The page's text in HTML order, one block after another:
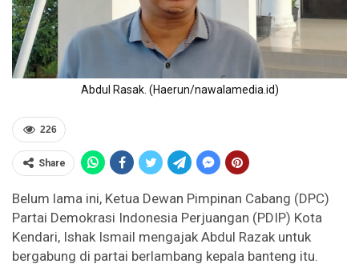
Abdul Rasak. (Haerun/nawalamedia.id)
226
Share
Belum lama ini, Ketua Dewan Pimpinan Cabang (DPC)
Partai Demokrasi Indonesia Perjuangan (PDIP) Kota
Kendari, Ishak Ismail mengajak Abdul Razak untuk
bergabung di partai berlambang kepala banteng itu.